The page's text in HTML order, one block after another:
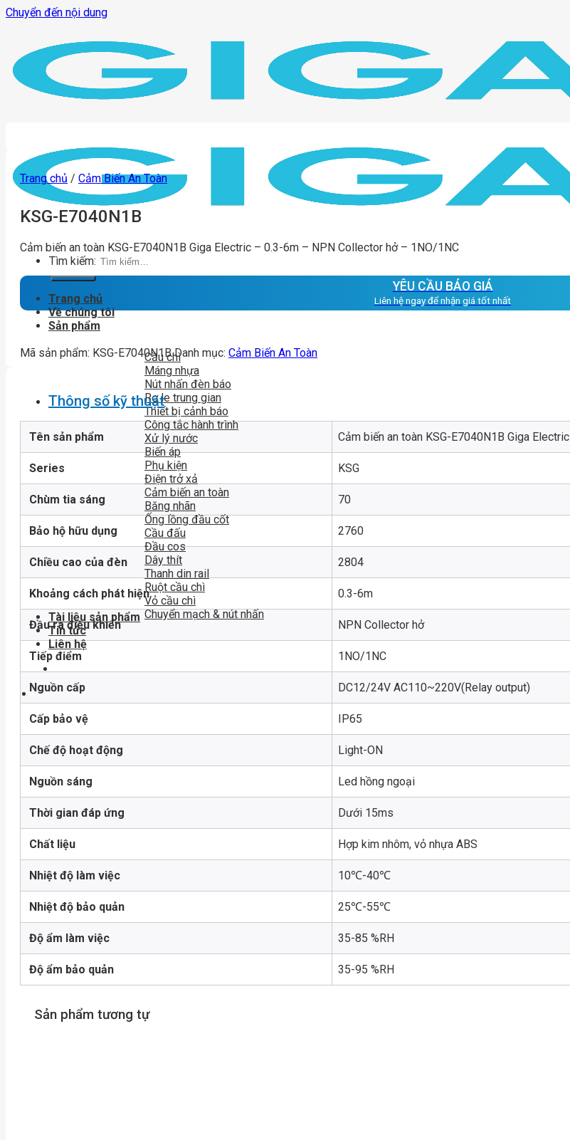
Chuyển đến nội dung
Tìm kiếm:
Trang chủ
Về chúng tôi
Sản phẩm
Cầu chì
Máng nhựa
Nút nhấn đèn báo
Rơ le trung gian
Thiết bị cảnh báo
Công tắc hành trình
Xử lý nước
Biến áp
Phụ kiện
Điện trở xả
Cảm biến an toàn
Băng nhãn
Ống lồng đầu cốt
Cầu đấu
Đầu cos
Dây thít
Thanh din rail
Ruột cầu chì
Vỏ cầu chì
Chuyển mạch & nút nhấn
Tài liệu sản phẩm
Tin tức
Liên hệ
Trang chủ / Cảm Biến An Toàn
KSG-E7040N1B
Cảm biến an toàn KSG-E7040N1B Giga Electric – 0.3-6m – NPN Collector hở – 1NO/1NC
YÊU CẦU BÁO GIÁ
Liên hệ ngay để nhận giá tốt nhất
Mã sản phẩm: KSG-E7040N1B Danh mục: Cảm Biến An Toàn
Thông số kỹ thuật
Tên sản phẩm Cảm biến an toàn KSG-E7040N1B Giga Electric
Series KSG
Chùm tia sáng 70
Bảo hộ hữu dụng 2760
Chiều cao của đèn 2804
Khoảng cách phát hiện 0.3-6m
Đầu ra điều khiển NPN Collector hở
Tiếp điểm 1NO/1NC
Nguồn cấp DC12/24V AC110~220V(Relay output)
Cấp bảo vệ IP65
Chế độ hoạt động Light-ON
Nguồn sáng Led hồng ngoại
Thời gian đáp ứng Dưới 15ms
Chất liệu Hợp kim nhôm, vỏ nhựa ABS
Nhiệt độ làm việc 10℃-40℃
Nhiệt độ bảo quản 25℃-55℃
Độ ẩm làm việc 35-85 %RH
Độ ẩm bảo quản 35-95 %RH
Sản phẩm tương tự